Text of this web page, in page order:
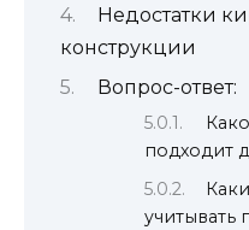
Недостатки
конструкции
Вопрос-ответ:
подходит
учитывать